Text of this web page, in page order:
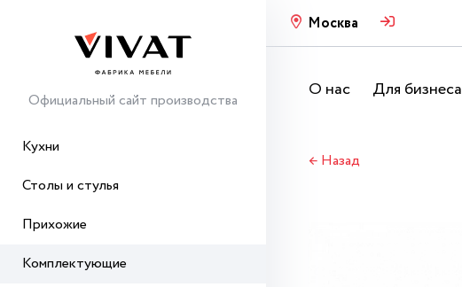
Официальный сайт производства
Кухни
Столы и стулья
Прихожие
Комплектующие
Москва
О нас Для бизнеса
← Назад